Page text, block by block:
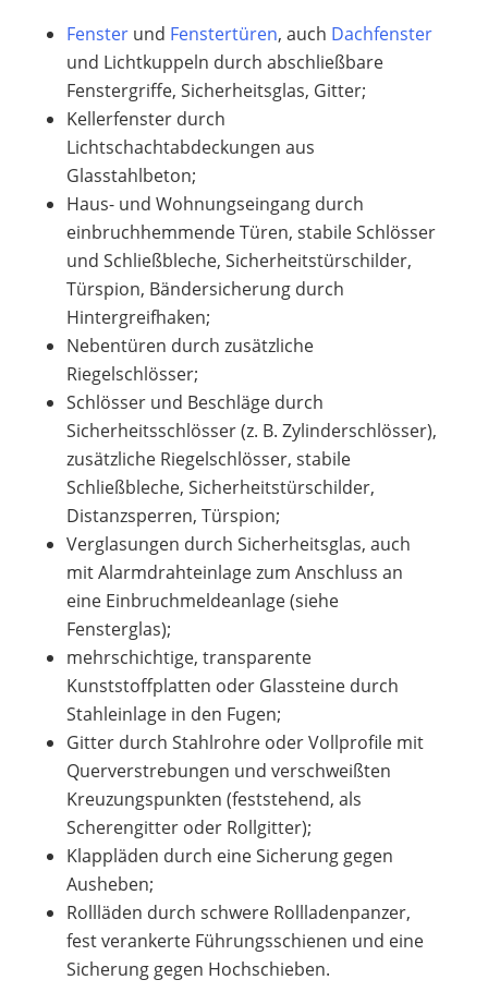
Fensterund Fenstertüren, auch Dachfenster
und Lichtkuppeln durch abschließbare
Fenstergriffe, Sicherheitsglas, Gitter;
Kellerfenster durch
Lichtschachtabdeckungen aus
Glasstahlbeton;
Haus- und Wohnungseingang durch
einbruchhemmende Türen, stabile Schlösser
und Schließbleche, Sicherheitstürschilder,
Türspion, Bändersicherung durch
Hintergreifhaken;
Nebentüren durch zusätzliche
Riegelschlösser;
Schlösser und Beschläge durch
Sicherheitsschlösser (z. B. Zylinderschlösser),
zusätzliche Riegelschlösser, stabile
Schließbleche, Sicherheitstürschilder,
Distanzsperren, Türspion;
Verglasungen durch Sicherheitsglas, auch
mit Alarmdrahteinlage zum Anschluss an
eine Einbruchmeldeanlage (siehe
Fensterglas);
mehrschichtige, transparente
Kunststoffplatten oder Glassteine durch
Stahleinlage in den Fugen;
Gitter durch Stahlrohre oder Vollprofile mit
Querverstrebungen und verschweißten
Kreuzungspunkten (feststehend, als
Scherengitter oder Rollgitter);
Klappläden durch eine Sicherung gegen
Ausheben;
Rollläden durch schwere Rollladenpanzer,
fest verankerte Führungsschienen und eine
Sicherung gegen Hochschieben.